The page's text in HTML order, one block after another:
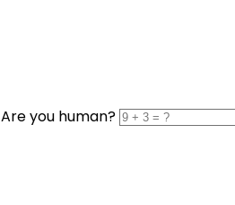
Are you human?